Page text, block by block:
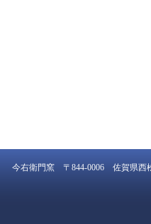
今右衛門窯 〒844-0006 佐賀県西